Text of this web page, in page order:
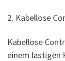
2. Kabellose
Kabellose
einem lästigen